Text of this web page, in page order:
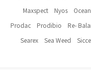
Maxspect
Nyos
Prodac
Prodibio Re-
Searex
Sea Weed Sicce